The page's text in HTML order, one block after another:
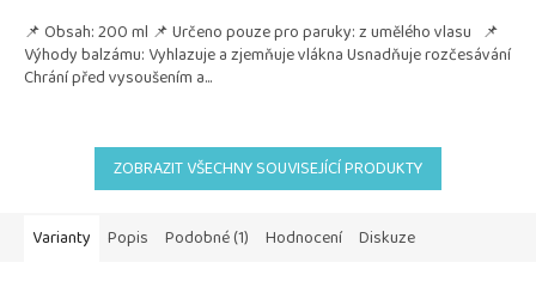
📌 Obsah: 200 ml 📌 Určeno pouze pro paruky: z umělého vlasu 📌
Výhody balzámu: Vyhlazuje a zjemňuje vlákna Usnadňuje rozčesávání
Chrání před vysoušením a...
ZOBRAZIT VŠECHNY SOUVISEJÍCÍ PRODUKTY
Varianty Popis Podobné (1) Hodnocení Diskuze